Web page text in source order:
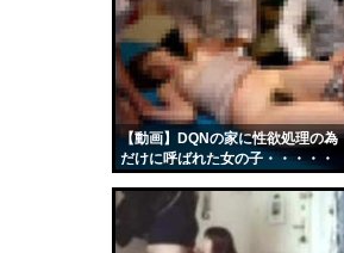
【動画】DQNの家に性欲処理の為
だけに呼ばれた女の子・・・・・
更新
ツー